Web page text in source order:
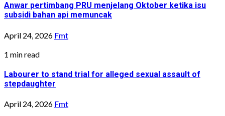
Anwar pertimbang PRU menjelang Oktober ketika isu
subsidi bahan api memuncak
April 24, 2026 Fmt
1 min read
Labourer to stand trial for alleged sexual assault of
stepdaughter
April 24, 2026 Fmt